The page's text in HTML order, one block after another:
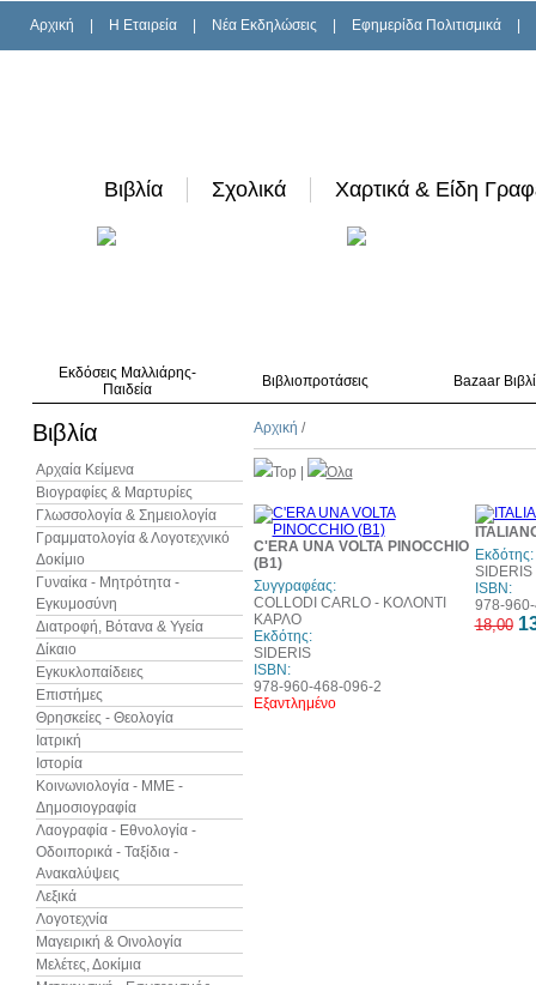
Αρχική H Εταιρεία Νέα Εκδηλώσεις Εφημερίδα Πολιτισμικά
Βιβλία Σχολικά Χαρτικά & Είδη
Εκδόσεις Μαλλιάρης-
Παιδεία
Βιβλιοπροτάσεις Bazaar
Βιβλία
Αρχαία Κείμενα
Βιογραφίες & Μαρτυρίες
Γλωσσολογία & Σημειολογία
Γραμματολογία & Λογοτεχνικό
Δοκίμιο
Γυναίκα - Μητρότητα -
Εγκυμοσύνη
Διατροφή, Βότανα & Υγεία
Δίκαιο
Εγκυκλοπαίδειες
Επιστήμες
Θρησκείες - Θεολογία
Ιατρική
Ιστορία
Κοινωνιολογία - ΜΜΕ -
Δημοσιογραφία
Λαογραφία - Εθνολογία -
Οδοιπορικά - Ταξίδια -
Ανακαλύψεις
Λεξικά
Λογοτεχνία
Μαγειρική & Οινολογία
Μελέτες, Δοκίμια
Αρχική /
Top Όλα
C'ERA UNA VOLTA PINOCCHIO
(B1)
Συγγραφέας:
COLLODI CARLO - ΚΟΛΟΝΤΙ
ΚΑΡΛΟ
Εκδότης:
SIDERIS
ISBN:
978-960-468-096-2
Εξαντλημένο
Εκδότης:
SIDERIS
ISBN:
978-
18,00